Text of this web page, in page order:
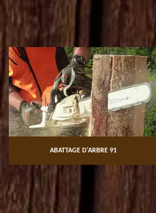
ABATTAGE D'ARBRE 91